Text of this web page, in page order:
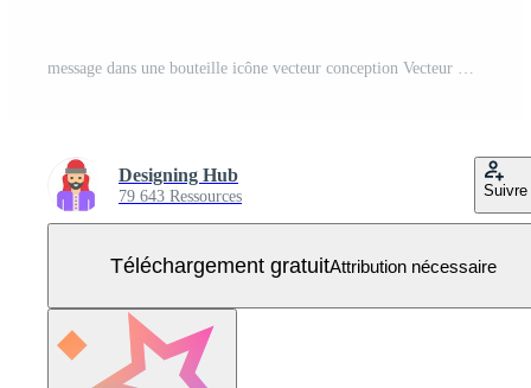
message dans une bouteille icône vecteur conception Vecteur Gratuit
Designing Hub
79 643 Ressources Suivre
Téléchargement gratuitAttribution nécessaire